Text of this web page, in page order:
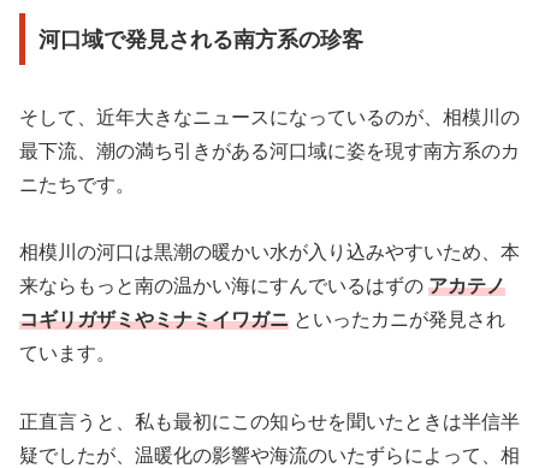
河口域で発見される南方系の珍客
そして、近年大きなニュースになっているのが、相模川の
最下流、潮の満ち引きがある河口域に姿を現す南方系のカ
ニたちです。
相模川の河口は黒潮の暖かい水が入り込みやすいため、本
来ならもっと南の温かい海にすんでいるはずの アカテノ
コギリガザミやミナミイワガニ といったカニが発見され
ています。
正直言うと、私も最初にこの知らせを聞いたときは半信半
疑でしたが、温暖化の影響や海流のいたずらによって、相